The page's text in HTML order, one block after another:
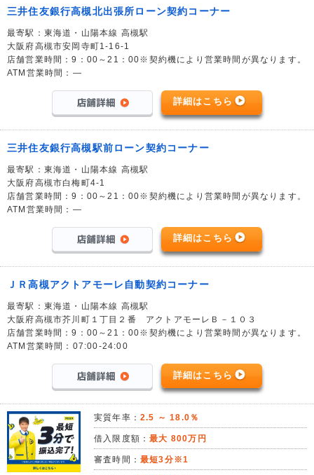
三井住友銀行高槻北出張所ローン契約コーナー
最寄駅：東海道・山陽本線 高槻駅
大阪府高槻市安岡寺町1-16-1
店舗営業時間：9：00～21：00※契約機により営業時間が異なります。
ATM営業時間：―
詳細はこちら
三井住友銀行高槻駅前ローン契約コーナー
最寄駅：東海道・山陽本線 高槻駅
大阪府高槻市白梅町4-1
店舗営業時間：9：00～21：00※契約機により営業時間が異なります。
ATM営業時間：―
詳細はこちら
ＪＲ高槻アクトアモーレ自動契約コーナー
最寄駅：東海道・山陽本線 高槻駅
大阪府高槻市芥川町１丁目２番 アクトアモーレＢ－１０３
店舗営業時間：9：00～21：00※契約機により営業時間が異なります。
ATM営業時間：07:00-24:00
詳細はこちら
実質年率： 2.5 ～ 18.0％
借入限度額：最大 800万円
審査時間： 最短3分※1